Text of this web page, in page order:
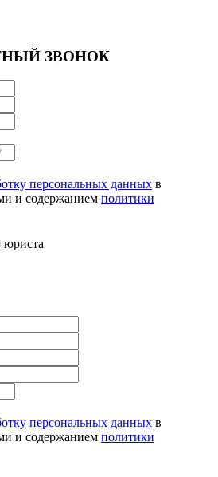
ЗВОНОК
персональных данных в
и содержанием политики
юриста
персональных данных в
и содержанием политики